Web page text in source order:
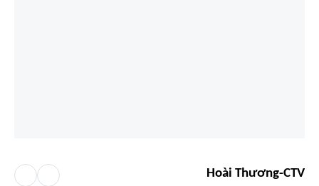
Hoài Thương-CTV